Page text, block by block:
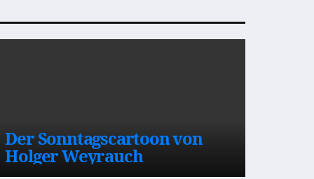
Der Sonntagscartoon von
Holger Weyrauch